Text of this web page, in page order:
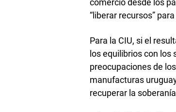
“liberar recursos”
Para la CIU, si el
los equilibrios con los
preocupaciones de
manufacturas
recuperar la